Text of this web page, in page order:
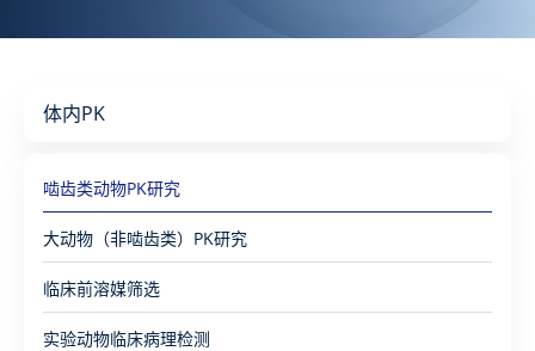
体内PK
啮齿类动物PK研究
大动物（非啮齿类）PK研究
临床前溶媒筛选
实验动物临床病理检测